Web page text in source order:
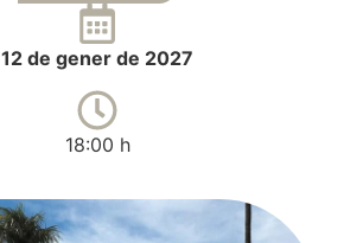
12 de gener de 2027
18:00 h